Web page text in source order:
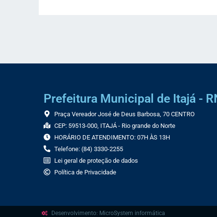
Prefeitura Municipal de Itajá -
Praça Vereador José de Deus Barbosa, 70 CENTRO
CEP: 59513-000, ITAJÁ - Rio grande do Norte
HORÁRIO DE ATENDIMENTO: 07H ÀS 13H
Telefone: (84) 3330-2255
Lei geral de proteção de dados
Política de Privacidade
Desenvolvimento: MicroSystem informática